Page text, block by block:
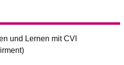
und Lernen mit CVI